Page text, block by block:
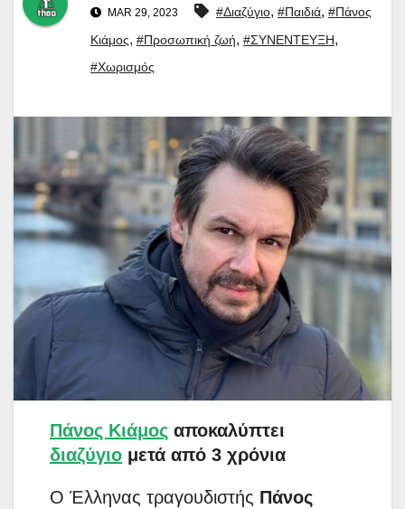
MAR 29, 2023 #Διαζύγιο, #Παιδιά, #Πάνος
Κιάμος, #Προσωπική ζωή, #ΣΥΝΕΝΤΕΥΞΗ,
#Χωρισμός
Πάνος Κιάμος αποκαλύπτει
διαζύγιο μετά από 3 χρόνια
Ο Έλληνας τραγουδιστής Πάνος